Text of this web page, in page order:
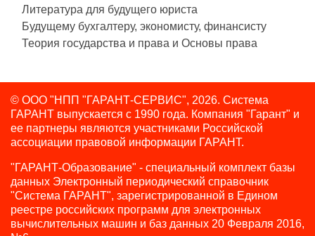
Литература для будущего юриста
Будущему бухгалтеру, экономисту, финансисту
Теория государства и права и Основы права
© ООО "НПП "ГАРАНТ-СЕРВИС", 2026. Система
ГАРАНТ выпускается с 1990 года. Компания "Гарант" и
ее партнеры являются участниками Российской
ассоциации правовой информации ГАРАНТ.
"ГАРАНТ-Образование" - специальный комплект базы
данных Электронный периодический справочник
"Система ГАРАНТ", зарегистрированной в Едином
реестре российских программ для электронных
вычислительных машин и баз данных 20 Февраля 2016,